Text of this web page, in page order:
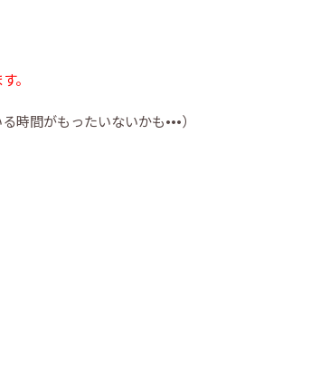
。
時間がもったいないかも•••）